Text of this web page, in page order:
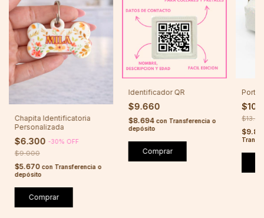
Chapita Identificatoria
Personalizada
$6.300 -30% OFF
$9.000
$5.670 con Transferencia o
depósito
Comprar
Identificador QR
$9.660
$8.694 con Transferencia o
depósito
Comprar
Porta